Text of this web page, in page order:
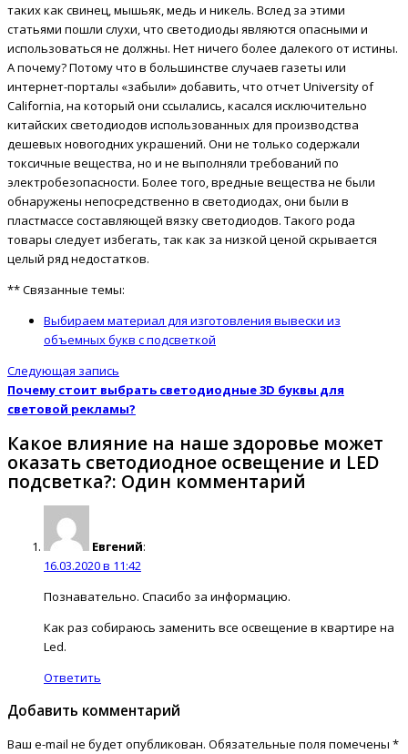
таких как свинец, мышьяк, медь и никель. Вслед за этими
статьями пошли слухи, что светодиоды являются опасными и
использоваться не должны. Нет ничего более далекого от истины.
А почему? Потому что в большинстве случаев газеты или
интернет-порталы «забыли» добавить, что отчет University of
California, на который они ссылались, касался исключительно
китайских светодиодов использованных для производства
дешевых новогодних украшений. Они не только содержали
токсичные вещества, но и не выполняли требований по
электробезопасности. Более того, вредные вещества не были
обнаружены непосредственно в светодиодах, они были в
пластмассе составляющей вязку светодиодов. Такого рода
товары следует избегать, так как за низкой ценой скрывается
целый ряд недостатков.
** Связанные темы:
Выбираем материал для изготовления вывески из
объемных букв с подсветкой
Следующая запись
Почему стоит выбрать светодиодные 3D буквы для
световой рекламы?
Какое влияние на наше здоровье может
оказать светодиодное освещение и LED
подсветка?: Один комментарий
Евгений:
16.03.2020 в 11:42
Познавательно. Спасибо за информацию.
Как раз собираюсь заменить все освещение в квартире на
Led.
Ответить
Добавить комментарий
Ваш e-mail не будет опубликован. Обязательные поля помечены *